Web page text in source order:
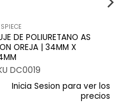
DE POLIURETANO AS
OREJA | 34MM X
DC0019
Inicia Sesion para ver los
precios